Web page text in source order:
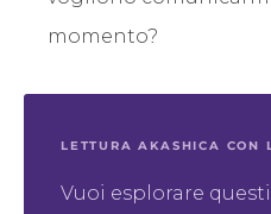
momento?
LETTURA AKASHICA CON
Vuoi esplorare